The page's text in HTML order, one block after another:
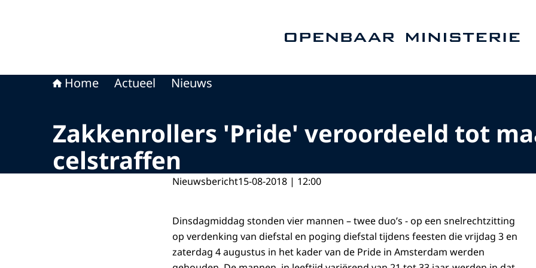
Home Actueel Nieuws
Zakkenrollers 'Pride' veroordeeld tot
celstraffen
Nieuwsbericht15-08-2018 | 12:00
Dinsdagmiddag stonden vier mannen – twee duo’s - op een snelrechtzitting
op verdenking van diefstal en poging diefstal tijdens feesten die vrijdag 3 en
zaterdag 4 augustus in het kader van de Pride in Amsterdam werden